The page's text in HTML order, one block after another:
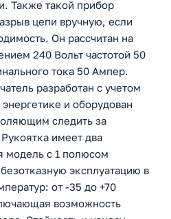
Также такой прибор
цепи вручную, если
Он рассчитан на
240 Вольт частотой 50
тока 50 Ампер.
разработан с учетом
и оборудован
следить за
имеет два
модель с 1 полюсом
эксплуатацию в
от -35 до +70
возможность